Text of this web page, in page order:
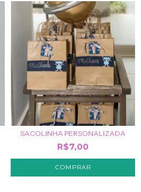
SACOLINHA PERSONALIZADA
R$7,00